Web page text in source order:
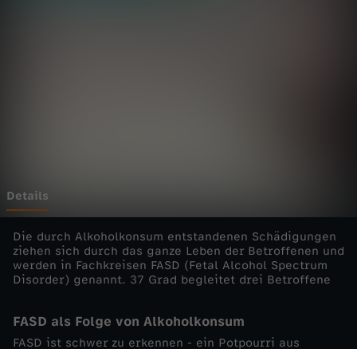
n
z
e
l
Details
Die durch Alkoholkonsum entstandenen Schädigungen
ziehen sich durch das ganze Leben der Betroffenen und
werden in Fachkreisen FASD (Fetal Alcohol Spectrum
Disorder) genannt. 37 Grad begleitet drei Betroffene
FASD als Folge von Alkoholkonsum
FASD ist schwer zu erkennen - ein Potpourri aus